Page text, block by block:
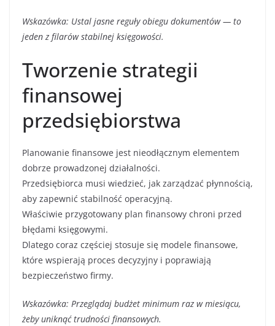
Wskazówka: Ustal jasne reguły obiegu dokumentów — to
jeden z filarów stabilnej księgowości.
Tworzenie strategii
finansowej
przedsiębiorstwa
Planowanie finansowe jest nieodłącznym elementem
dobrze prowadzonej działalności.
Przedsiębiorca musi wiedzieć, jak zarządzać płynnością,
aby zapewnić stabilność operacyjną.
Właściwie przygotowany plan finansowy chroni przed
błędami księgowymi.
Dlatego coraz częściej stosuje się modele finansowe,
które wspierają proces decyzyjny i poprawiają
bezpieczeństwo firmy.
Wskazówka: Przeglądaj budżet minimum raz w miesiącu,
żeby uniknąć trudności finansowych.